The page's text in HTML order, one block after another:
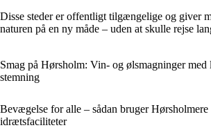
Disse steder er offentligt tilgængelige og giver
naturen på en ny måde – uden at skulle rejse
Smag på Hørsholm: Vin- og ølsmagninger med
stemning
Bevægelse for alle – sådan bruger Hørsholmere
idrætsfaciliteter